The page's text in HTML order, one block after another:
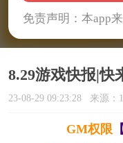
免责声明：本app
8.29游戏快报|快
23-08-29 09:23:28 来源：
GM权限